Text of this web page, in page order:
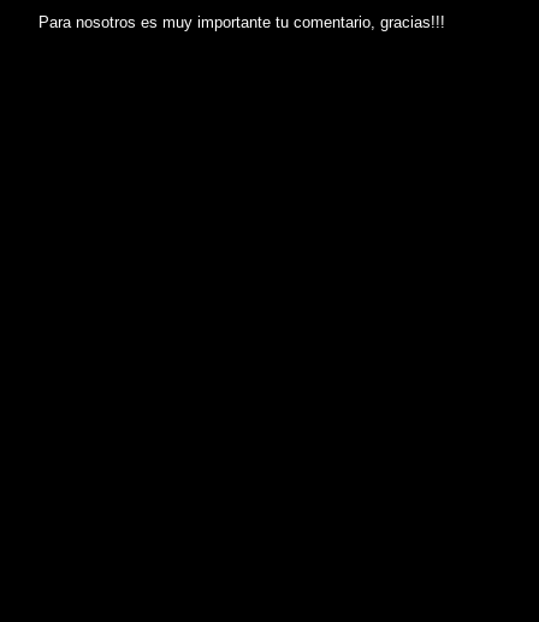
Para nosotros es muy importante tu comentario, gracias!!!